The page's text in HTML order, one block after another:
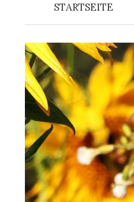
STARTSEITE